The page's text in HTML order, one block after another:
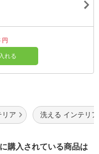
円
れる
リア 洗える インテリア
購入されている商品は